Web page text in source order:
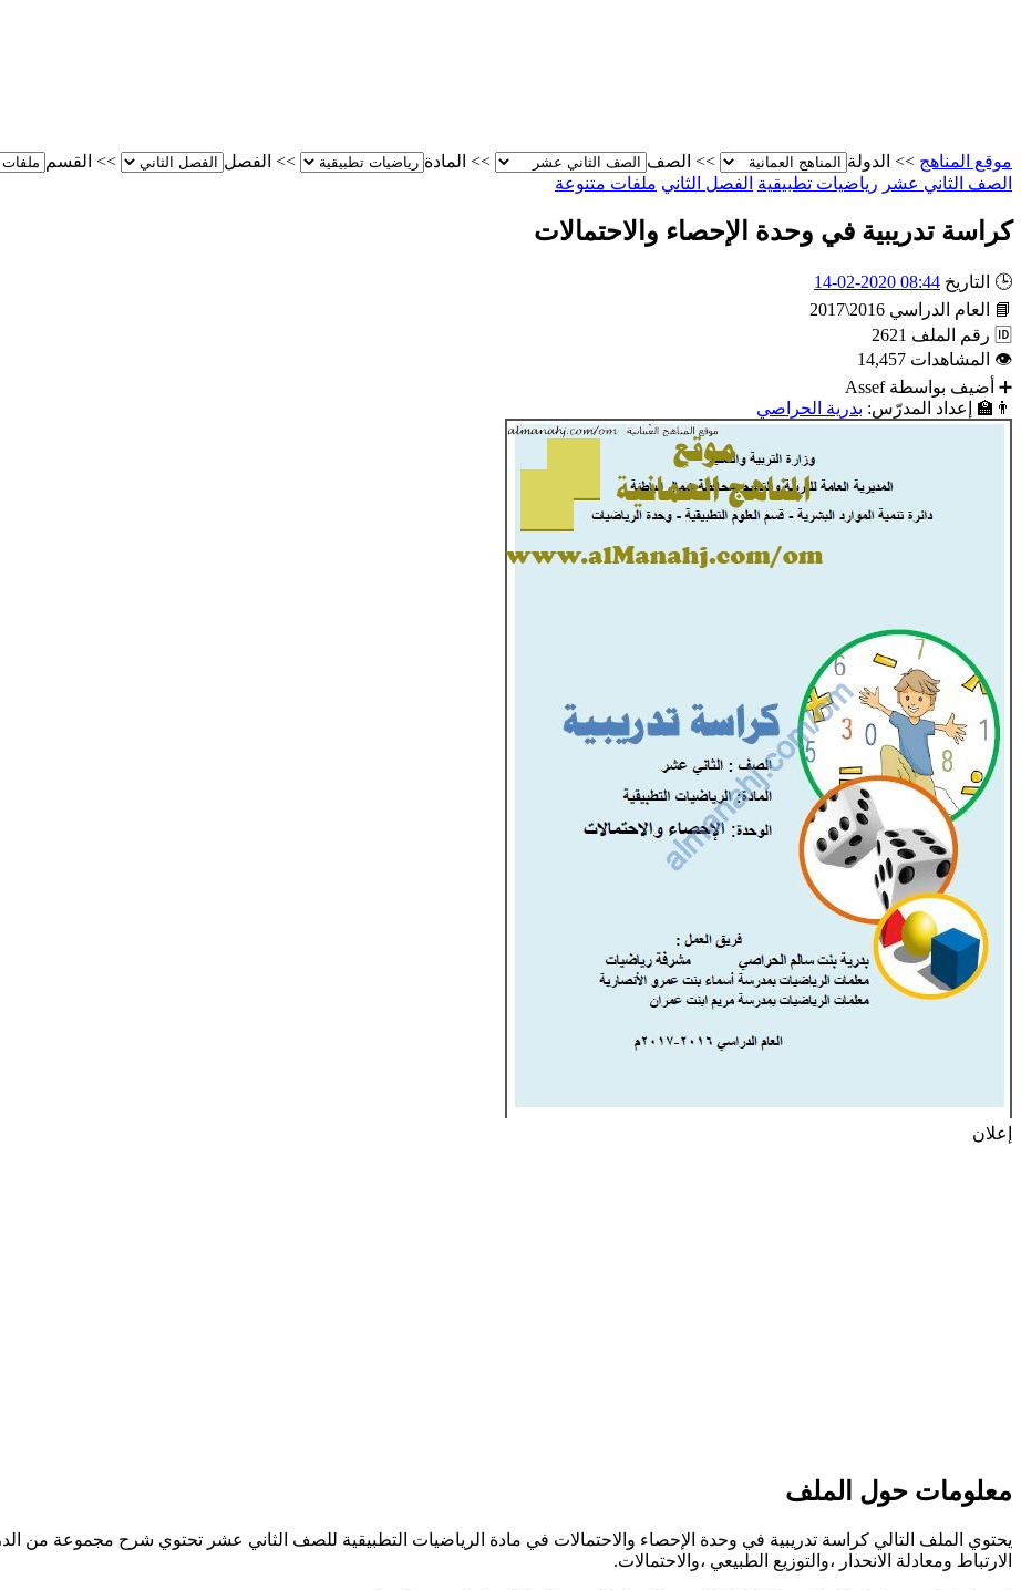
موقع المناهج >> الدولة >> الصف >> المادة >> الفصل >> القسم
الصف الثاني عشر رياضيات تطبيقية الفصل الثاني ملفات متنوعة
كراسة تدريبية في وحدة الإحصاء والاحتمالات
🕒 التاريخ 08:44 2020-02-14
📘
العام الدراسي 2016\2017
🆔 رقم الملف 2621
👁 المشاهدات 14,457
➕ أضيف بواسطة Assef
👨‍🏫
إعداد المدرّس: بدرية الحراصي
إعلان
معلومات حول الملف
يحتوي الملف التالي كراسة تدريبية في وحدة الإحصاء والاحتمالات في مادة الرياضيات التطبيقية للصف الثاني عشر تحتوي شرح مجموعة من
الارتباط ومعادلة الانحدار ،والتوزيع الطبيعي ،والاحتمالات.